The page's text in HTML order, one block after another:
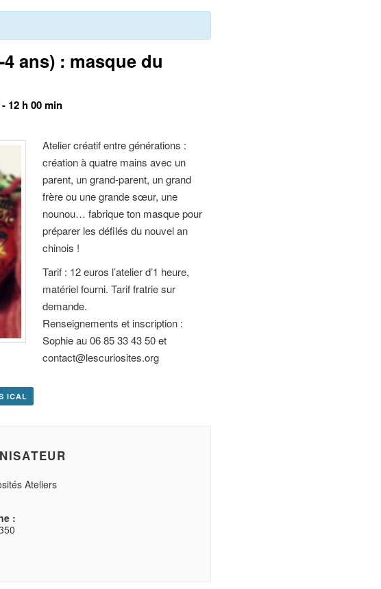
ans) : masque du
- 12 h 00 min
Atelier créatif entre générations :
création à quatre mains avec un
parent, un grand-parent, un grand
frère ou une grande sœur, une
nounou… fabrique ton masque pour
préparer les défilés du nouvel an
chinois !
Tarif : 12 euros l’atelier d’1 heure,
matériel fourni. Tarif fratrie sur
demande.
Renseignements et inscription :
Sophie au 06 85 33 43 50 et
contact@lescuriosites.org
ICAL
Ateliers
: